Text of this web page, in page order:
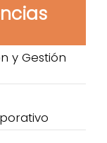
y Gestión